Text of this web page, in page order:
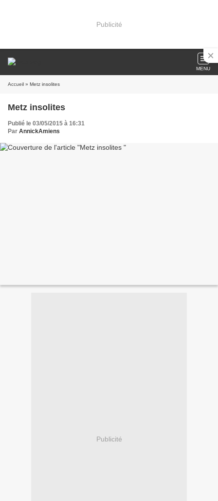
Publicité
MENU
Accueil » Metz insolites
Metz insolites
Publié le 03/05/2015 à 16:31
Par AnnickAmiens
Publicité